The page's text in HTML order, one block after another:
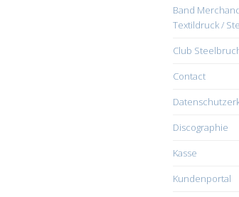
Band
Textildruck /
Club
Contact
Discographie
Kasse
Kundenportal